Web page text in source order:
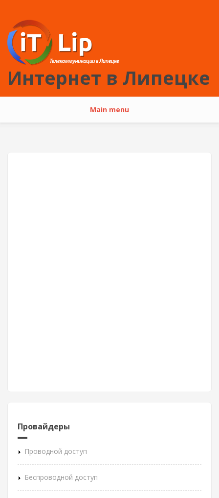
Интернет в Липецке
Main menu
Провайдеры
Проводной доступ
Беспроводной доступ